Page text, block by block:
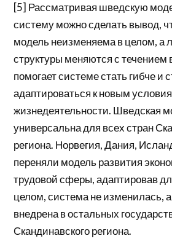
[5] Рассматривая шведскую
систему можно сделать вывод,
модель неизменяема в целом, а
структуры меняются с течением
помогает системе стать гибче и
адаптироваться к новым
жизнедеятельности. Шведская
универсальна для всех стран
региона. Норвегия, Дания,
переняли модель развития
трудовой сферы, адаптировав
целом, система не изменилась,
внедрена в остальных
Скандинавского региона.